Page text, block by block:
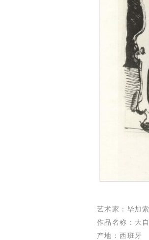
艺术家：毕加
作品名称：大
产地：西班牙